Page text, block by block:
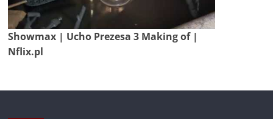
Showmax | Ucho Prezesa 3 Making of |
Nflix.pl